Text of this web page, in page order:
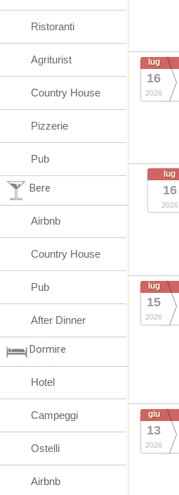
lug
16
2026
lug
16
2026
lug
15
2026
giu
13
2026
Ristoranti
Agriturist
Country House
Pizzerie
Pub
Bere
Airbnb
Country House
Pub
After Dinner
Dormire
Hotel
Campeggi
Ostelli
Airbnb